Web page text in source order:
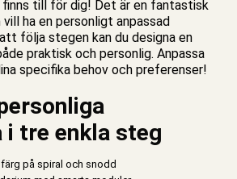
till för dig! Det är en fantastisk
ha en personligt anpassad
följa stegen kan du designa en
praktisk och personlig. Anpassa
specifika behov och preferenser!
i tre enkla steg
på spiral och snodd